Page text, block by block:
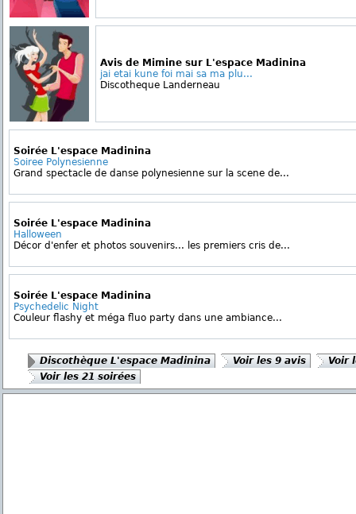
Avis de Mimine sur L'espace Madinina
jai etai kune foi mai sa ma plu...
Discotheque Landerneau
Soirée L'espace Madinina
Soiree Polynesienne
Grand spectacle de danse polynesienne sur la scene de...
Soirée L'espace Madinina
Halloween
Décor d'enfer et photos souvenirs... les premiers cris de...
Soirée L'espace Madinina
Psychedelic Night
Couleur flashy et méga fluo party dans une ambiance...
Discothèque L'espace Madinina Voir les 9 avis
Voir
Voir les 21 soirées